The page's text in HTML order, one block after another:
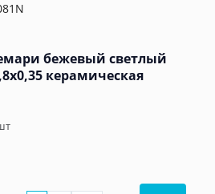
бежевый светлый
керамическая